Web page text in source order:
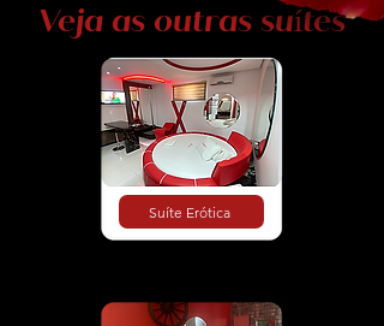
Veja as outras suítes
Suíte Erótica